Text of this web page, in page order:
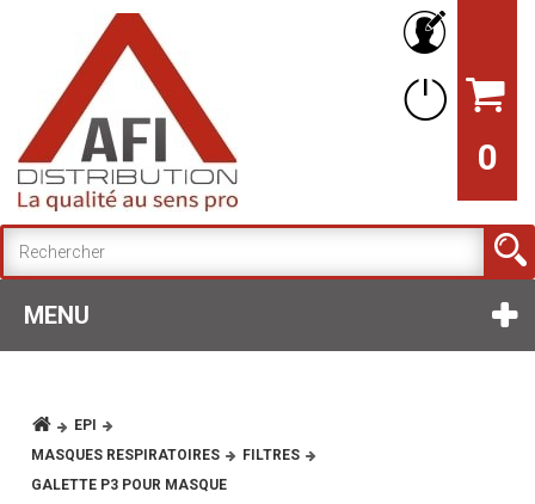
0
MENU
EPI
MASQUES RESPIRATOIRES
FILTRES
GALETTE P3 POUR MASQUE